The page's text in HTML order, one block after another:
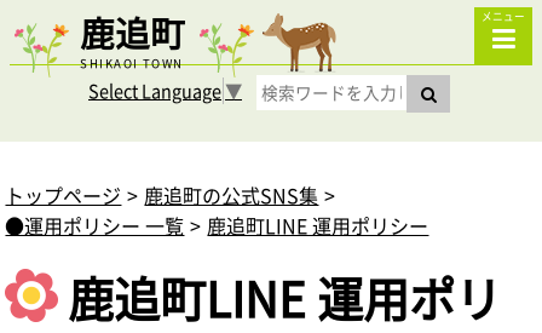
鹿追町
SHIKAOI TOWN
メニュー
Select Language▼
トップページ
鹿追町の公式SNS集
●運用ポリシー 一覧
鹿追町LINE 運用ポリシー
鹿追町LINE 運用ポリ